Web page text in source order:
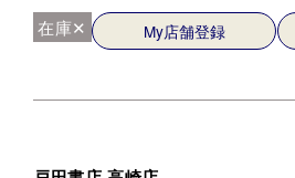
在庫✕ My店舗登録